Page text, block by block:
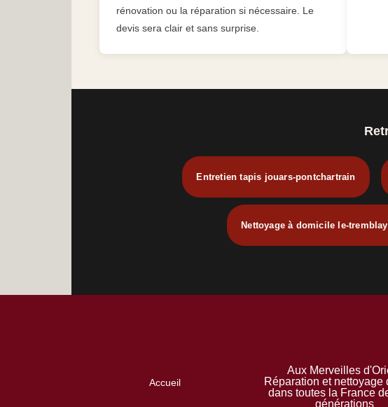
rénovation ou la réparation si nécessaire. Le
devis sera clair et sans surprise.
Entretien tapis jouars-pontchartrain
Nettoyage à domicile le-
Accueil
Aux Merveilles
Réparation et nettoyage
dans toutes la France
générations